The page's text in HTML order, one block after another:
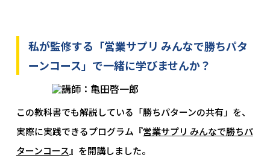
私が監修する「営業サプリ みんなで勝ちパタ
ーンコース」で一緒に学びませんか？
この教科書でも解説している「勝ちパターンの共有」を、
実際に実践できるプログラム『営業サプリ みんなで勝ちパ
ターンコース 』を開講しました。